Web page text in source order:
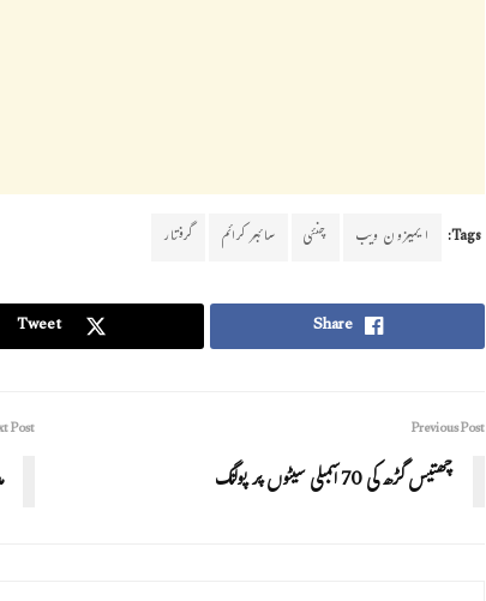
Tags: ایمیزون ویب چنئی سائبر کرائم گرفتار
Share
Tweet
Previous Post
چھتیس گڑھ کی 70 اسمبلی سیٹوں پر پولنگ
Post